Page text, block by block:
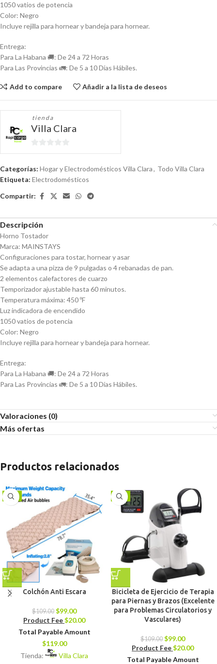
1050 vatios de potencia
Color: Negro
Incluye rejilla para hornear y bandeja para hornear.
Entrega:
Para La Habana 🚚: De 24 a 72 Horas
Para Las Provincias 🚛: De 5 a 10 Días Hábiles.
Add to compare Añadir a la lista de deseos
tienda
Villa Clara
0
Categorías: Hogar y Electrodomésticos Villa Clara, Todo Villa Clara
Etiqueta: Electrodomésticos
Compartir:
Descripción
Horno Tostador
Marca: MAINSTAYS
Configuraciones para tostar, hornear y asar
Se adapta a una pizza de 9 pulgadas o 4 rebanadas de pan.
2 elementos calefactores de cuarzo
Temporizador ajustable hasta 60 minutos.
Temperatura máxima: 450 ºF
Luz indicadora de encendido
1050 vatios de potencia
Color: Negro
Incluye rejilla para hornear y bandeja para hornear.
Entrega:
Para La Habana 🚚: De 24 a 72 Horas
Para Las Provincias 🚛: De 5 a 10 Días Hábiles.
Valoraciones (0)
Más ofertas
Productos relacionados
-9%
Colchón Anti Escara
$109.00 $99.00
Product Fee$20.00
Total Payable Amount
$119.00
Tienda:
Villa Clara
-9%
Bicicleta de Ejercicio de Terapia
para Piernas y Brazos (Excelente
para Problemas Circulatorios y
Vasculares)
$109.00 $99.00
Product Fee$20.00
Total Payable Amount